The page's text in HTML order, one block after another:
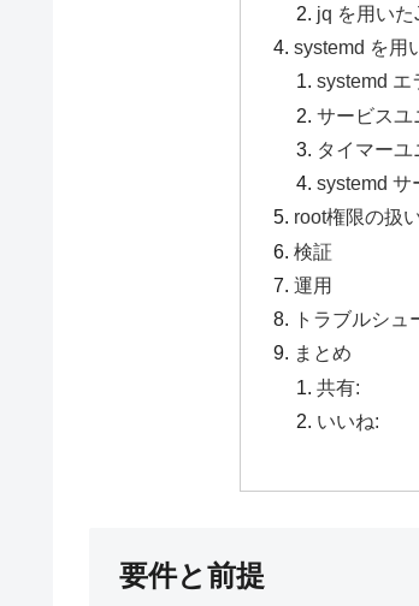
jq を用い
systemd を用
systemd エ
サービスユ
タイマー
systemd サ
root権限の扱
検証
運用
トラブルシュ
まとめ
共有:
いいね:
要件と前提